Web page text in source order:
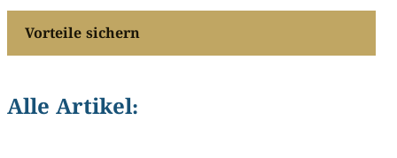
Vorteile sichern
Alle Artikel: